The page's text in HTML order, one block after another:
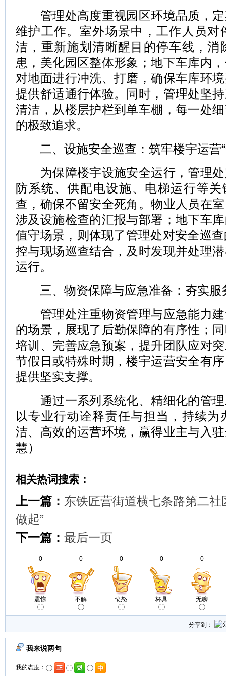
管理处高度重视园区环境品质，定
维护工作。室外场景中，工作人员对
洁，重新施划清晰醒目的停车线，消
患，美化园区整体形象；地下车库内
对地面进行冲洗、打磨，确保车库环
提供舒适通行体验。同时，管理处坚
清洁，从楼层护栏到单车棚，每一处
的极致追求。
二、设施安全巡查：筑牢楼宇运营“
为保障楼宇设施安全运行，管理处
防系统、供配电设施、电梯运行等关
查，确保不留安全死角。物业人员在
涉及设施检查的汇报与部署；地下车
值守场景，则体现了管理处对安全巡
控与现场巡查结合，及时发现并处理
运行。
三、物资保障与应急准备：夯实服
管理处注重物资管理与应急能力建
的场景，展现了后勤保障的有序性；
培训、完善应急预案，提升团队应对
节假日或特殊时期，楼宇运营安全有
提供坚实支撑。
通过一系列系统化、精细化的管理
以专业行动诠释责任与担当，持续
洁、高效的运营环境，赢得业主与入
慧）
相关热词搜索：
上一篇： 东铁匠营街道横七条路第二社
做起”
下一篇： 最后一页
0
震惊
0
不解
0
愤怒
0
杯具
0
无聊
分享到：